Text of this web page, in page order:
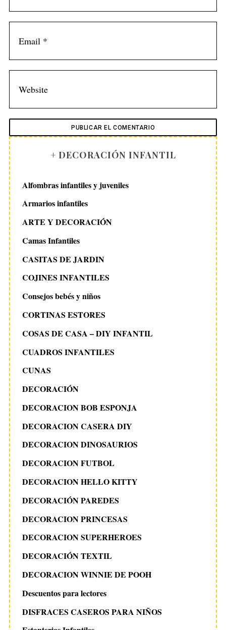
+ DECORACIÓN INFANTIL
Alfombras infantiles y juveniles
Armarios infantiles
ARTE Y DECORACIÓN
Camas Infantiles
CASITAS DE JARDIN
COJINES INFANTILES
Consejos bebés y niños
CORTINAS ESTORES
COSAS DE CASA – DIY INFANTIL
CUADROS INFANTILES
CUNAS
DECORACIÓN
DECORACION BOB ESPONJA
DECORACION CASERA DIY
DECORACION DINOSAURIOS
DECORACION FUTBOL
DECORACION HELLO KITTY
DECORACIÓN PAREDES
DECORACION PRINCESAS
DECORACION SUPERHEROES
DECORACIÓN TEXTIL
DECORACION WINNIE DE POOH
Descuentos para lectores
DISFRACES CASEROS PARA NIÑOS